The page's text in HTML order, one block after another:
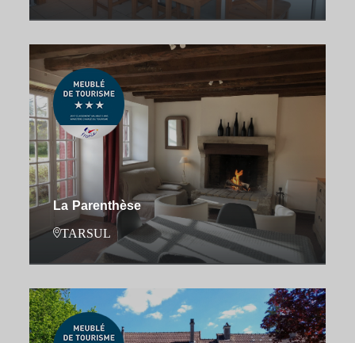
La Parenthèse
TARSUL